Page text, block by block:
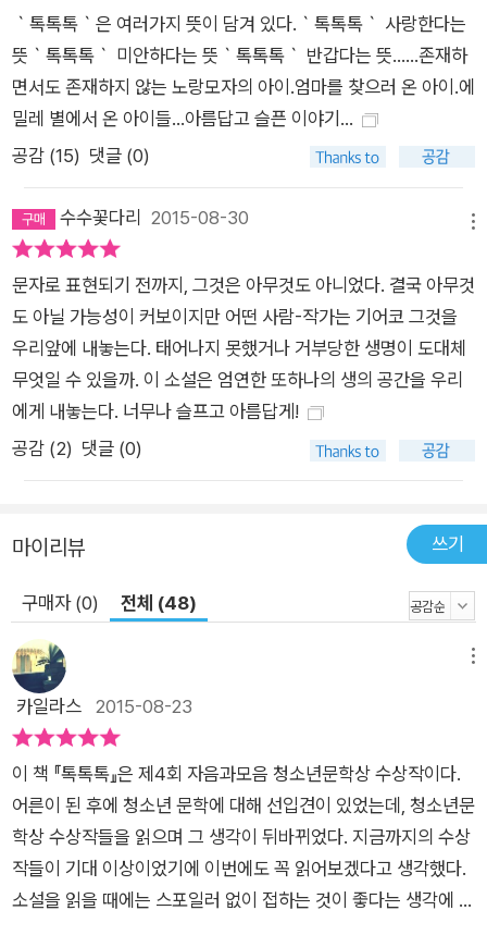
운 작품입니다. 저는 그것이 단순한 아름다움이 아니라 슬픔과 고
통까지 끌어안는 포용적 아름다움이라고 느꼈습니다. 마치 모성
처럼 말이지요(남성인 저로서는 작품 전반을 감싸는 모성적 아우
라가 넘볼 수 없는 영역으로 여겨지기도 하였습니다). 이 글을 쓰
작가의 글에는 자신이 쓰고 싶어 쓰는 이야기도 있지만, 쓰지 않
고 버티기 힘들어 쓴 이야기입니다. 십 년도 더 전에 저에게 이 이
야기가 찾아왔을 때, 단편으로 써 두었습니다. 그러고는 잠을 재
웠다가 몇 년 뒤에 장편으로 만들었고, 또 긴 잠을 재웠습니다. 힘
들어서 피하고 싶은 글이었습니다. 그리고 무심히 시간을 보냈습
니다. 우리가 사는 세상에 목숨들이 꽃잎처럼 꺾여지고 있습니다.
약하고 힘없는 목숨. 그까짓 거 아무것도 아니라고 하고 있습니
다. 숨겨지는 진실, 공공연한 비밀, 덮여지고 넘어가고, 전염병처
럼 무기력감이, 수치심이 밀려오고……. 퍼뜩 정신을 차리고 뭔가
꼭 해야 할 일을 생각했습니다. 서둘러 이 글을 완성했습니다. 또
이 보내는 가느다란 신호입니다. 유영민: 작품을 읽으면서 아주
고 감탄했습니다. 임신 중절은 사회적으로 아주 오래된 문제이기
도 하고, 그러면서도 여전히 찬반 논쟁이 뜨겁게 진행 중입니다.
이 소설에서도 그것이 여러 등장인물을 통해 그려지고 있는데, 선
생님의 생각을 알고 싶습니다. 공지희: 우리나라에서 하루에 500
여 명이 누군가에게 죽임을 당하고 있다면? 어마어마하게 공포
스러운 사건이겠죠? 사실 엄마 배 속에서 헤엄치던 아기가 그렇
게 죽고 있어요. 낙태죄는 있지만 낙태는 모른 척하고 있는 거죠.
인간 누구나 그렇게 가장 힘없고 약한 태아로부터 시작했던 시간
을 기억해야 한다고 봅니다. 잉태되는 순간 그 생명의 주인은 누
구일까? 낙태는 여성만의 문제일까? 남성은 자유로운가? 사회는
｀톡톡톡｀은 여러가지 뜻이 담겨 있다.｀톡톡톡｀ 사랑한다는
뜻｀톡톡톡｀ 미안하다는 뜻｀톡톡톡｀ 반갑다는 뜻......존재하
면서도 존재하지 않는 노랑모자의 아이.엄마를 찾으러 온 아이.에
밀레 별에서 온 아이들...아름답고 슬픈 이야기...
공감 (15) 댓글 (0)
수수꽃다리 2015-08-30
문자로 표현되기 전까지, 그것은 아무것도 아니었다. 결국 아무것
도 아닐 가능성이 커보이지만 어떤 사람-작가는 기어코 그것을
우리앞에 내놓는다. 태어나지 못했거나 거부당한 생명이 도대체
무엇일 수 있을까. 이 소설은 엄연한 또하나의 생의 공간을 우리
에게 내놓는다. 너무나 슬프고 아름답게!
공감 (2) 댓글 (0)
마이리뷰 쓰기
구매자 (0) 전체 (48)
카일라스 2015-08-23
이 책 『톡톡톡』은 제4회 자음과모음 청소년문학상 수상작이다.
어른이 된 후에 청소년 문학에 대해 선입견이 있었는데, 청소년문
학상 수상작들을 읽으며 그 생각이 뒤바뀌었다. 지금까지의 수상
작들이 기대 이상이었기에 이번에도 꼭 읽어보겠다고 생각했다.
소설을 읽을 때에는 스포일러 없이 접하는 것이 좋다는 생각에 이